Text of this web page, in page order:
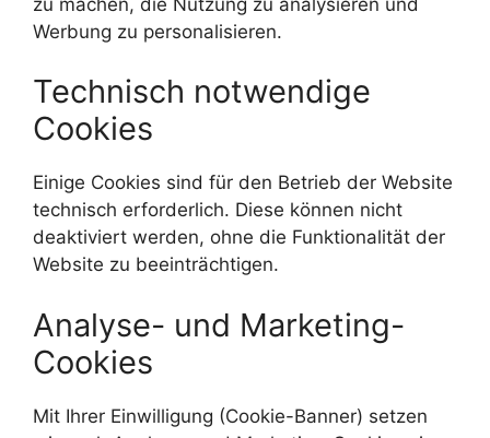
Werbung zu personalisieren.
Technisch notwendige
Cookies
Einige Cookies sind für den Betrieb der Website
technisch erforderlich. Diese können nicht
deaktiviert werden, ohne die Funktionalität der
Website zu beeinträchtigen.
Analyse- und Marketing-
Cookies
Mit Ihrer Einwilligung (Cookie-Banner) setzen